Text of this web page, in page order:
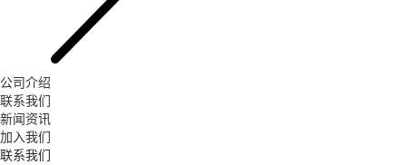
公司介绍
联系我们
新闻资讯
加入我们
联系我们